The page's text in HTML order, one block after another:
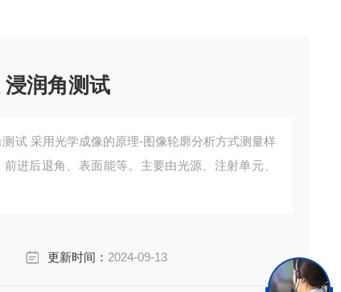
润角测试
试 采用光学成像的原理-图像轮廓分析方式测量样
进后退角、表面能等。主要由光源、注射单元、
更新时间： 2024-09-13